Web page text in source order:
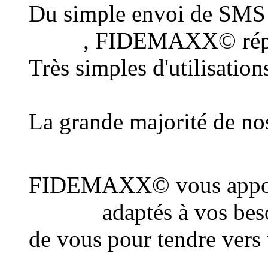
Du simple envoi de
, FIDEMAXX©
Très simples
La grande majorité de
FIDEMAXX© vous
adaptés à vos
de vous pour tendre